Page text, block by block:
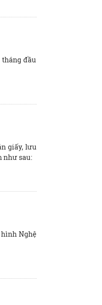
đầu
giấy, lưu
như sau:
Nghệ